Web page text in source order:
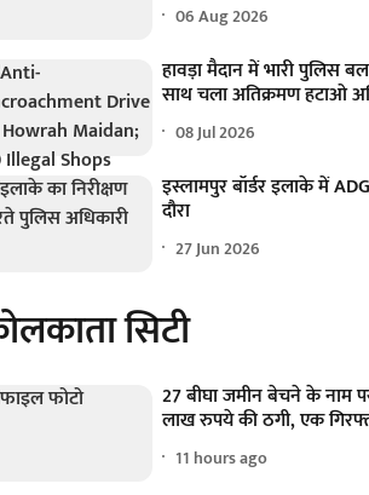
06 Aug 2026
हावड़ा मैदान में भारी पुलिस
साथ चला अतिक्रमण हटाओ
08 Jul 2026
इस्लामपुर बॉर्डर इलाके में
दौरा
27 Jun 2026
सिटी
27 बीघा जमीन बेचने के नाम
लाख रुपये की ठगी, एक
11 hours ago